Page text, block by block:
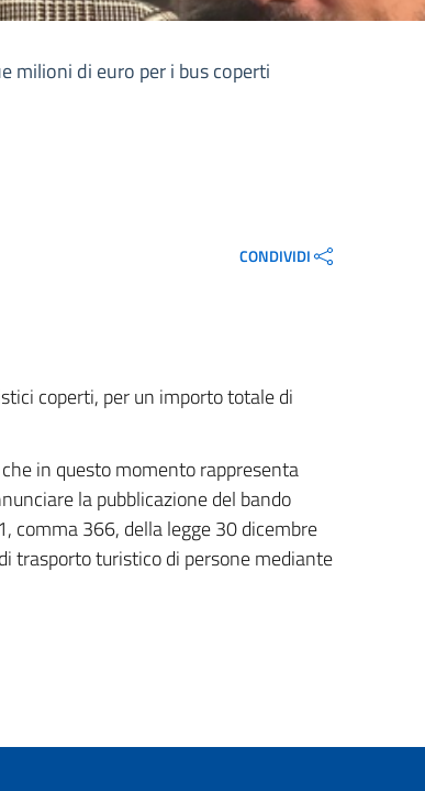
milioni di euro per i bus coperti
CONDIVIDI
coperti, per un importo totale di
in questo momento rappresenta
la pubblicazione del bando
comma 366, della legge 30 dicembre
trasporto turistico di persone mediante